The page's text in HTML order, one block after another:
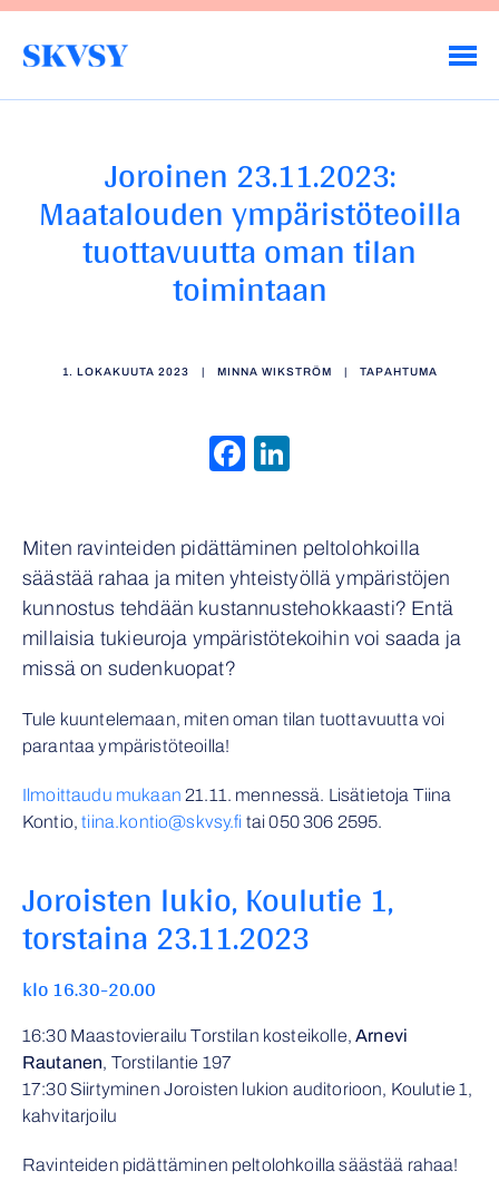
Hyppää
Joroinen 23.11.2023:
Maatalouden ympäristöteoilla
tuottavuutta oman tilan
toimintaan
1. LOKAKUUTA 2023 | MINNA WIKSTRÖM | TAPAHTUMA
Facebook
Miten ravinteiden pidättäminen peltolohkoilla
säästää rahaa ja miten yhteistyöllä ympäristöjen
kunnostus tehdään kustannustehokkaasti? Entä
millaisia tukieuroja ympäristötekoihin voi saada ja
missä on sudenkuopat?
Tule kuuntelemaan, miten oman tilan tuottavuutta voi
parantaa ympäristöteoilla!
Ilmoittaudu mukaan 21.11. mennessä. Lisätietoja Tiina
Kontio,tiina.kontio@skvsy.fi tai050 306 2595.
Joroisten lukio, Koulutie 1,
torstaina 23.11.2023
klo 16.30-20.00
16:30 Maastovierailu Torstilan kosteikolle,Arnevi
Rautanen, Torstilantie 197
17:30 Siirtyminen Joroisten lukion auditorioon, Koulutie 1 ,
kahvitarjoilu
Ravinteiden pidättäminen peltolohkoilla säästää rahaa!